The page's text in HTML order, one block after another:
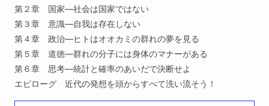
第２章 国家―社会は国家ではない
第３章 意識―自我は存在しない
第４章 政治―ヒトはオオカミの群れの夢を見る
第５章 道徳―群れの分子には身体のマナーがある
第６章 思考―統計と確率のあいだで決断せよ
エピローグ 近代の発想を頭からすべて洗い流そう！